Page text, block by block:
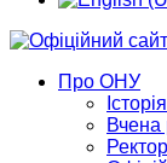
Про ОНУ
Вчена